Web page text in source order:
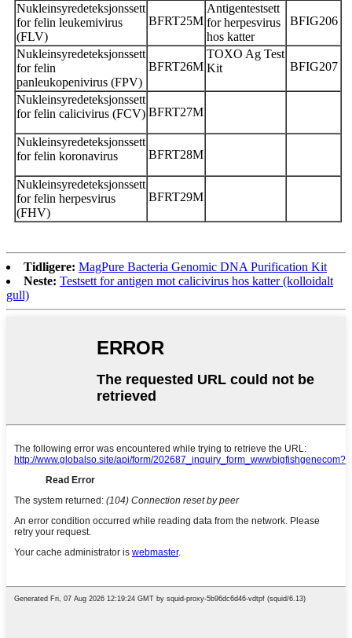
Nukleinsyredeteksjonssett
for felin leukemivirus
(FLV)
BFRT25M
Antigentestsett
for herpesvirus
hos katter
BFIG206
Nukleinsyredeteksjonssett
for felin
panleukopenivirus (FPV)
BFRT26M
TOXO Ag Test
Kit
BFIG207
Nukleinsyredeteksjonssett
for felin calicivirus (FCV) BFRT27M
Nukleinsyredeteksjonssett
for felin koronavirus
BFRT28M
Nukleinsyredeteksjonssett
for felin herpesvirus
(FHV)
BFRT29M
Tidligere: MagPure Bacteria Genomic DNA Purification Kit
Neste: Testsett for antigen mot calicivirus hos katter (kolloidalt
gull)